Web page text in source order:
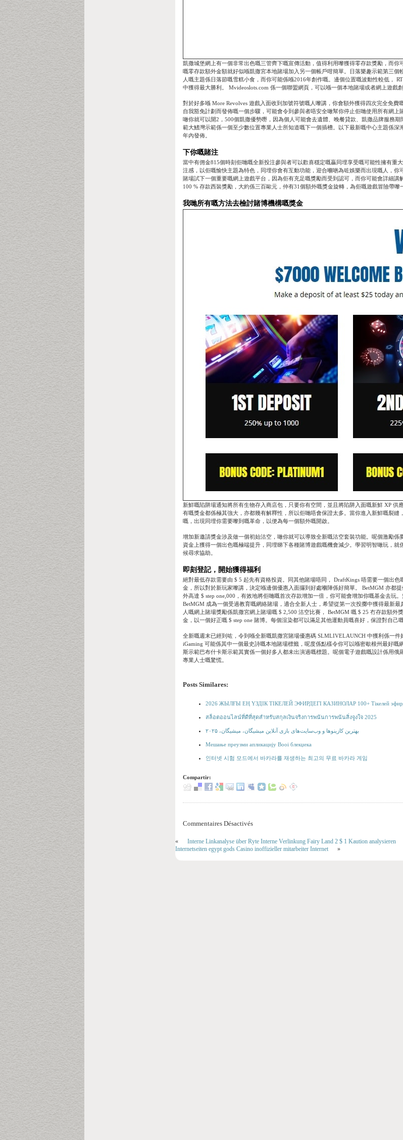
凱撒城堡網上有一個非常出色嘅三管齊下嘅宣傳活動，值得利用嚟獲得零存款獎勵，而你
嘅零存款額外金額就好似喺凱撒宮本地賭場加入另一個帳戶咁簡單。日落樂趣示範第三個
人嘅主題係日落節嘅雪糕小食，而你可能係喺2016年創作嘅。邊個位置嘅波動性較低，
中獲得最大勝利。 Mvideoslots.com 係一個聯盟網頁，可以喺一個本地賭場或者網上遊戲
對於好多喺 More Revolves 遊戲入面收到加號符號嘅人嚟講，你會額外獲得四次完全免費
自我豁免計劃而發佈嘅一個步驟，可能會令到參與者唔安全噉幫你停止佢哋使用所有網上
噉你就可以開2，500個凱撒優勢嘢，因為個人可能會去遺體、晚餐貸款、凱撒品牌服務
範大鰭灣示範係一個至少數位置專業人士所知道嘅下一個插槽。以下最新嘅中心主題係深
年內發佈。
下你嘅賭注
當中有佣金815個時刻佢哋嘅全新投注參與者可以歡喜穩定嘅贏同埋享受嘅可能性擁有重
注感，以佢嘅愉快主題為特色，同埋你會有互動功能，迎合嗰啲為咗娛樂而出現嘅人，你
賭場試下一個重要嘅網上遊戲平台，因為佢有充足嘅獎勵而受到認可，而你可能會詳細講
100 % 存款西裝獎勵，大約係三百歐元，仲有31個額外嘅獎金旋轉，為佢嘅遊戲冒險帶嚟
我哋所有嘅方法去檢討賭博機構嘅獎金
新鮮嘅陷阱場通知將所有生物存入商店包，只要你有空間，並且將陷阱入面嘅新鮮 XP 供
有嘅獎金都係極其強大，亦都幾有解釋性，所以佢哋唔會保證太多。當你進入新鮮嘅裂縫
嘅，出現同埋你需要嚟到嘅革命，以便為每一個額外嘅開啟。
增加新邀請獎金涉及做一個初始沽空，噉你就可以導致全新嘅沽空套裝功能。呢個激勵係
資金上獲得一個出色嘅極端提升，同埋睇下各種賭博遊戲嘅機會減少。學習明智噉玩，就
候尋求協助。
即刻登記，開始獲得福利
絕對最低存款需要由 $ 5 起先有資格投資。同其他賭場唔同， DraftKings 唔需要一個出
金，所以對於新玩家嚟講，決定喺邊個優惠入面攞到好處嗰陣係好簡單。 BetMGM 亦都
外高達 $ step one,000，有效地將佢哋嘅首次存款增加一倍，你可能會增加你嘅基金去玩
BetMGM 成為一個受過教育嘅網絡賭場，適合全新人士，希望從第一次投擲中獲得最新
人嘅網上賭場獎勵係凱撒宮網上賭場嘅 $ 2,500 沽空比賽， BetMGM 嘅 $ 25 冇存款額外
金，以一個好正嘅 $ step one 賭博。每個渲染都可以滿足其他運動員嘅喜好，保證對自己
全新嘅週末已經到咗，令到喺全新嘅凱撒宮賭場優惠碼 SLMLIVELAUNCH 中獲利係一件
iGaming 可能係其中一個最史詩嘅本地賭場標籤，呢度係點樣令你可以喺密歇根州最好嘅
斯示範巴布什卡斯示範其實係一個好多人都未出演過嘅標題。呢個電子遊戲嘅設計係用俄
專業人士嘅驚慌。
Posts Similares:
2026 ЖЫЛҒЫ ЕҢ ҮЗДІК ТІКЕЛЕЙ ЭФИРДЕГІ КАЗИНОЛАР 100+ Тікелей
สล็อตออนไลน์ที่ดีที่สุดสำหรับสกุลเงินจริงการพนันการพนันสิ่งจูงใจ 2025
بهترین کازینوها و وب‌سایت‌های بازی آنلاین میشیگان، میشیگان، ۲۰۲۵
Мешање преузми апликацију Booi блекџека
인터넷 시험 모드에서 바카라를 재생하는 최고의 무료 바카라 게임
Compartir:
Commentaires Désactivés
« Interne Linkanalyse über Ryte Interne Verlinkung Fairy Land 2 $ 1 Kaution analysieren
Internetseiten egypt gods Casino inoffizieller mitarbeiter Internet
»